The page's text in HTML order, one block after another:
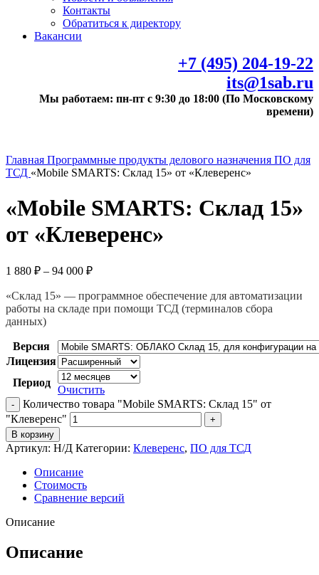
Контакты
Обратиться к директору
Вакансии
+7 (495) 204-19-22
its@1sab.ru
Мы работаем: пн-пт с 9:30 до 18:00 (По Московскому
времени)
Главная Программные продукты делового назначения ПО для
ТСД «Mobile SMARTS: Склад 15» от «Клеверенс»
«Mobile SMARTS: Склад 15»
от «Клеверенс»
1 880 ₽ – 94 000 ₽
«Склад 15» — программное обеспечение для автоматизации
работы на складе при помощи ТСД (терминалов сбора
данных)
Версия
Лицензия
Период
Очистить
Количество товара "Mobile SMARTS: Склад 15" от
"Клеверенс"
В корзину
Артикул: Н/Д Категории: Клеверенс, ПО для ТСД
Описание
Стоимость
Сравнение версий
Описание
Описание